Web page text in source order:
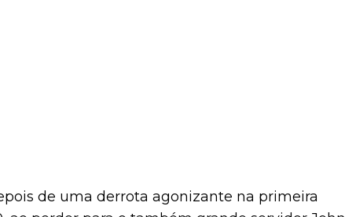
de uma derrota agonizante na primeira